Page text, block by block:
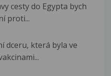
cesty do Egypta bych
proti...
dceru, která byla ve